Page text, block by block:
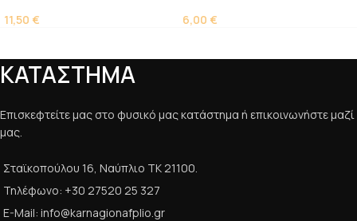
11,50 € 6,00 €
ΚΑΤΑΣΤΗΜΑ
Επισκεφτείτε μας στο φυσικό μας κατάστημα ή επικοινωνήστε μαζί
μας.
Σταϊκοπούλου 16, Ναύπλιο ΤΚ 21100.
Τηλέφωνο: +30 27520 25 327
E-Mail: info@karnagionafplio.gr